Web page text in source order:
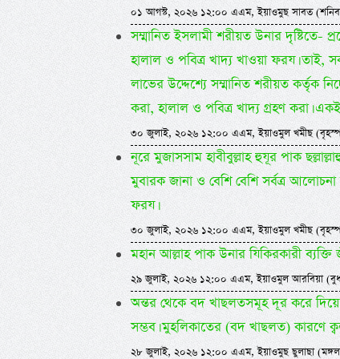
০১ আগস্ট, ২০২৬ ১২:০০ এএম, ইয়াওমুছ সাবত
সম্মানিত ইসলামী শরীয়ত উনার দৃষ্টিতে-
হালাল ও পবিত্র খাদ্য খাওয়া ফরয। তাই,
লাভের উদ্দেশ্যে সম্মানিত শরীয়ত কর্তৃক
করা, হালাল ও পবিত্র খাদ্য গ্রহণ করা।
৩০ জুলাই, ২০২৬ ১২:০০ এএম, ইয়াওমুল খমীছ
নূরে মুজাসসাম হাবীবুল্লাহ হুযূর পাক
মুবারক জানা ও বেশি বেশি সর্বত্র
ফরয।
৩০ জুলাই, ২০২৬ ১২:০০ এএম, ইয়াওমুল খমীছ
মহান আল্লাহ পাক উনার যিকিরকারী
২৯ জুলাই, ২০২৬ ১২:০০ এএম, ইয়াওমুল আরবিয়া
অন্তর থেকে বদ খাছলতসমূহ দূর করে দিয়ে
সম্ভব। মুহলিকাতের (বদ খাছলত) কারণে
২৮ জুলাই, ২০২৬ ১২:০০ এএম, ইয়াওমুছ ছুলাছা